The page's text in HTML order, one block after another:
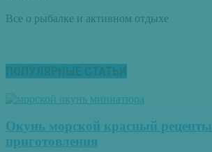
Все о рыбалке и активном отдыхе
ПОПУЛЯРНЫЕ СТАТЬИ
Окунь морской красный рецепты
приготовления